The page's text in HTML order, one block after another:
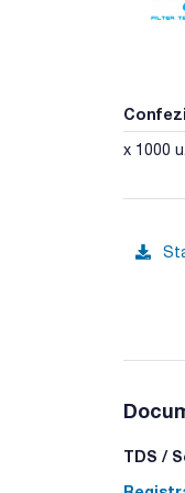
x 1000 u.
TDS /